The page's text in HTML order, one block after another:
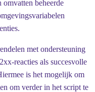
beheerde
met ondersteuning
reacties als succesvolle
is het mogelijk om
om verder in het script te